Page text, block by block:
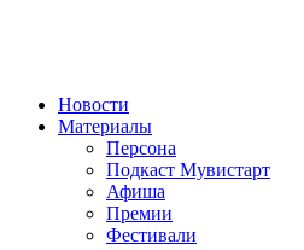
Новости
Материалы
Персона
Подкаст Мувистарт
Афиша
Премии
Фестивали